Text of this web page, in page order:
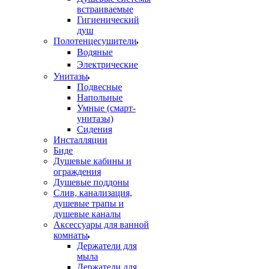
встраиваемые
Гигиенический
душ
Полотенцесушители
ㅤВодяные
ㅤЭлектрические
Унитазы
Подвесные
Напольные
Умные (смарт-
унитазы)
Сидения
Инсталляции
Биде
Душевые кабины и
ограждения
Душевые поддоны
Слив, канализация,
душевые трапы и
душевые каналы
Аксессуары для ванной
комнаты
Держатели для
мыла
Держатели для